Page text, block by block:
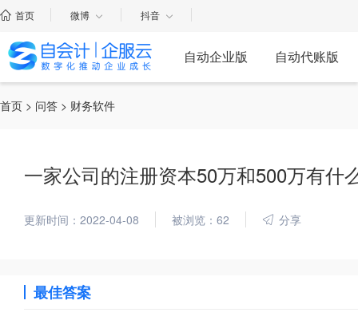
首页 微博 抖音
自动企业版 自动代账版
首页 > 问答 > 财务软件
一家公司的注册资本50万和500万有什
更新时间：2022-04-08 被浏览：62 分享
最佳答案